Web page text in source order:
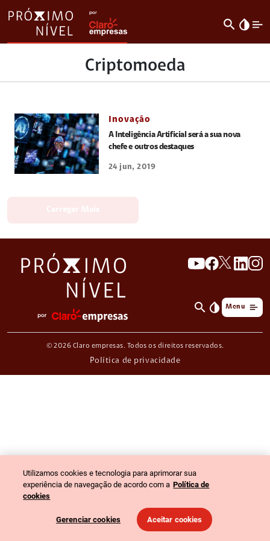
search invert_colors
Criptomoeda
Inovação
A Inteligência Artificial será a sua nova
chefe e outros destaques
24 jun, 2019
search invert_colors Menu
© 2026 Claro empresas. Todos os direitos reservados.
Política de privacidade
Utilizamos cookies e tecnologia para aprimorar sua
experiência de navegação de acordo com a Política de
cookies
Gerenciar cookies Aceitar cookies